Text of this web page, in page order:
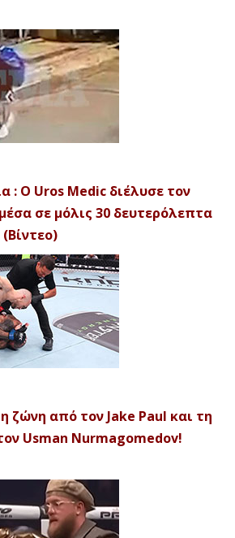
: Ο Uros Medic διέλυσε τον
σε μόλις 30 δευτερόλεπτα
ζώνη από τον Jake Paul και τη
Usman Nurmagomedov!